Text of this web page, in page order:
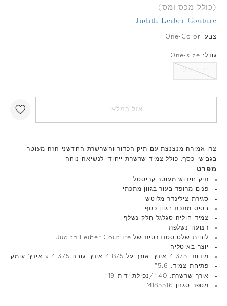
(כולל מכס ומס)
Judith Leiber Couture
צבע: One-Color
גודל: One-size
ONE-SIZE
אזל במלאי
צרו אמירה מנצנצת עם תיק הכדור והשרשרת החדשני הזה מעוטר
בגבישי כסף. כולל צמיד שרשרת ייחודי לנשיאה נוחה.
מפרט
תיק חידוש מעוטר קריסטל
פנים מרופד בעור בגוון מתכתי
סגירת צילינדר מלוטש
בסיס מתכת בגוון כסף
צמיד חוליה סגלגל חלק נשלף
רצועה נשלפת
לוחית שלט סטנדרטית של Judith Leiber Couture
יוצר באיטליה
מידות: 4.375 אינץ' אורך על 4.875 אינץ' גובה x 4.375 אינץ' עומק
פתיחת צמיד: 5.6"
אורך שרשרת: 40" /נפילת ידית 19"
מספר סגנון M185516